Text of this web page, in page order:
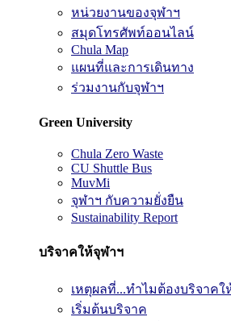
หน่วยงานของจุฬาฯ
สมุดโทรศัพท์ออนไลน์
Chula Map
แผนที่และการเดินทาง
ร่วมงานกับจุฬาฯ
Green University
Chula Zero Waste
CU Shuttle Bus
MuvMi
จุฬาฯ กับความยั่งยืน
Sustainability Report
บริจาคให้จุฬาฯ
เหตุผลที่...ทำไมต้องบริจาคใ
เริ่มต้นบริจาค